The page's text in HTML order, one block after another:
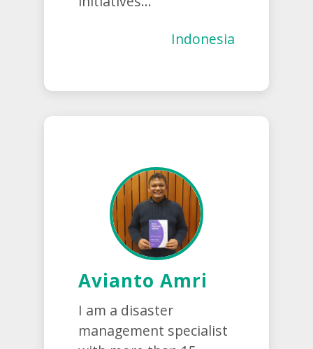
Indonesia
Avianto Amri
I am a disaster
management specialist